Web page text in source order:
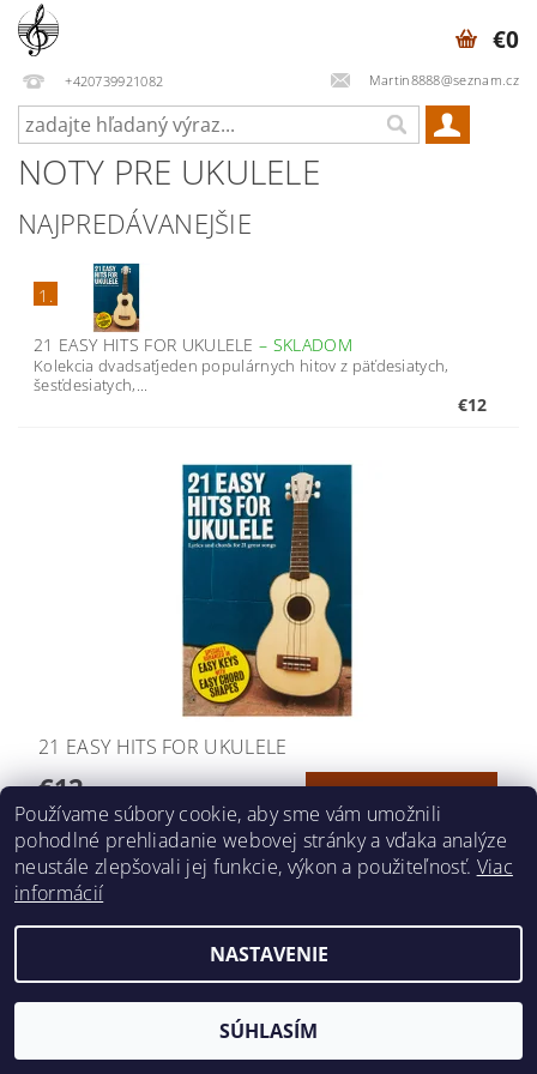
+420739921082 Martin8888@seznam.cz
€0
NOTY PRE UKULELE
NAJPREDÁVANEJŠIE
1.
21 EASY HITS FOR UKULELE– SKLADOM
Kolekcia dvadsaťjeden populárnych hitov z päťdesiatych,
šesťdesiatych,...
€12
21 EASY HITS FOR UKULELE
€12
2026 ©hudobnavychova.sk, všetky práva vyhradené
Vytvoril Shoptet
Používame súbory cookie, aby sme vám umožnili
pohodlné prehliadanie webovej stránky a vďaka analýze
neustále zlepšovali jej funkcie, výkon a použiteľnosť. Viac
informácií
NASTAVENIE
SÚHLASÍM